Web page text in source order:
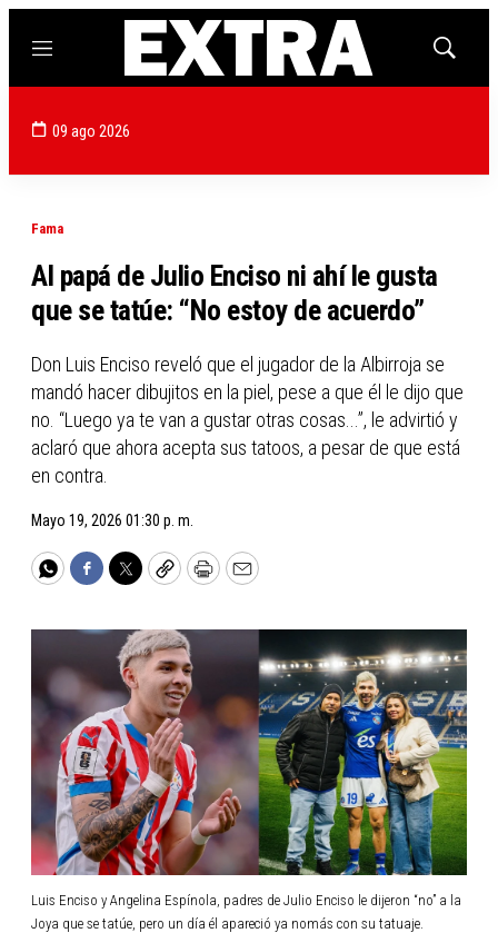
Menú
Mostrar
09 ago 2026
Fama
Al papá de Julio Enciso ni ahí le gusta
que se tatúe: “No estoy de acuerdo”
Don Luis Enciso reveló que el jugador de la Albirroja se
mandó hacer dibujitos en la piel, pese a que él le dijo que
no. “Luego ya te van a gustar otras cosas...”, le advirtió y
aclaró que ahora acepta sus tatoos, a pesar de que está
en contra.
Mayo 19, 2026 01:30 p. m.
WhatsApp
Facebook
TwitterCopyPrintEmail
Luis Enciso y Angelina Espínola, padres de Julio Enciso le dijeron “no” a la
Joya que se tatúe, pero un día él apareció ya nomás con su tatuaje.